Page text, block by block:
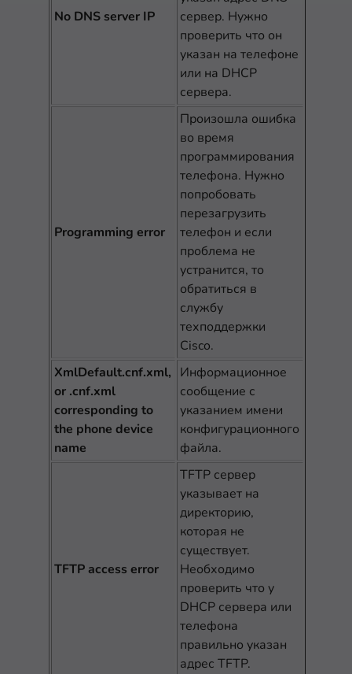
No DNS server IP
сервер. Нужно
проверить что он
указан на телефоне
или на DHCP
сервера.
Programming error
Произошла ошибка
во время
программирования
телефона. Нужно
попробовать
перезагрузить
телефон и если
проблема не
устранится, то
обратиться в
службу
техподдержки
Cisco.
XmlDefault.cnf.xml,
or .cnf.xml
corresponding to
the phone device
name
Информационное
сообщение с
указанием имени
конфигурационного
файла.
TFTP access error
TFTP сервер
указывает на
директорию,
которая не
существует.
Необходимо
проверить что у
DHCP сервера или
телефона
правильно указан
адрес TFTP.